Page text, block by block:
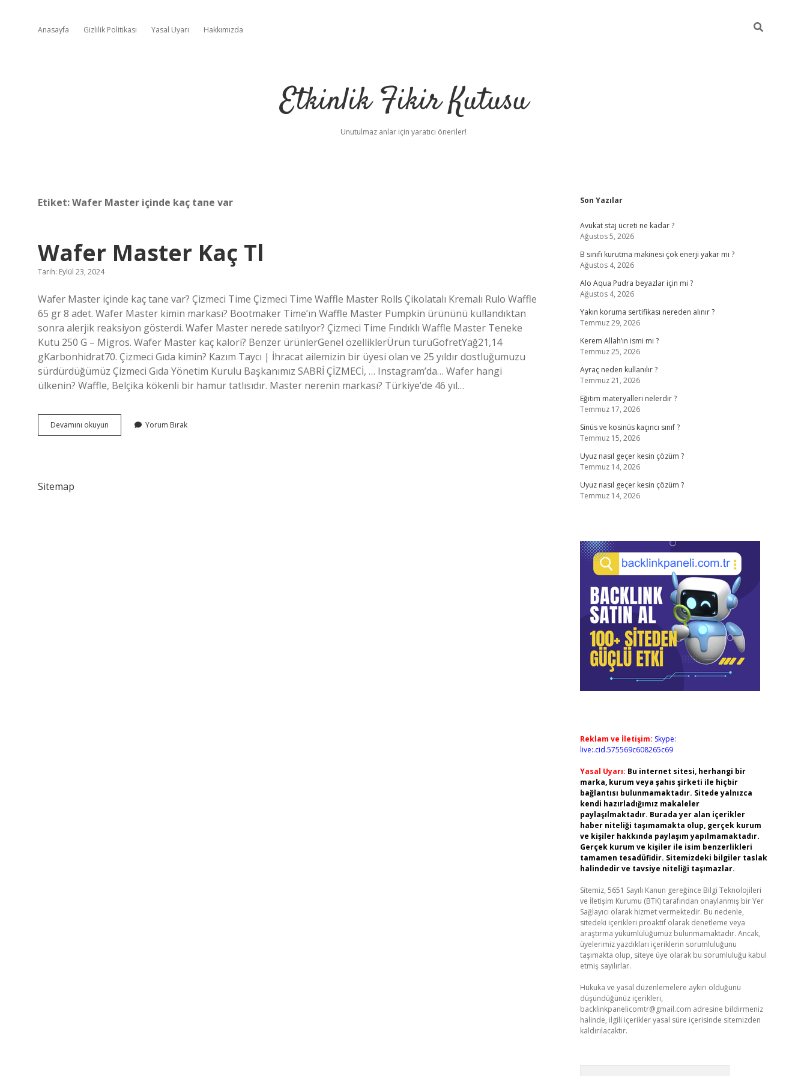
Anasayfa Gizlilik Politikası Yasal Uyarı Hakkımızda
Etkinlik Fikir Kutusu
Unutulmaz anlar için yaratıcı öneriler!
Etiket:Wafer Master içinde kaç tane var
Wafer Master Kaç Tl
Tarih: Eylül 23, 2024
Wafer Master içinde kaç tane var? Çizmeci Time Çizmeci Time Waffle Master Rolls Çikolatalı Kremalı Rulo Waffle
65 gr 8 adet. Wafer Master kimin markası? Bootmaker Time’ın Waffle Master Pumpkin ürününü kullandıktan
sonra alerjik reaksiyon gösterdi. Wafer Master nerede satılıyor? Çizmeci Time Fındıklı Waffle Master Teneke
Kutu 250 G – Migros. Wafer Master kaç kalori? Benzer ürünlerGenel özelliklerÜrün türüGofretYağ21,14
gKarbonhidrat70. Çizmeci Gıda kimin? Kazım Taycı | İhracat ailemizin bir üyesi olan ve 25 yıldır dostluğumuzu
sürdürdüğümüz Çizmeci Gıda Yönetim Kurulu Başkanımız SABRİ ÇİZMECİ, … Instagram’da… Wafer hangi
ülkenin? Waffle, Belçika kökenli bir hamur tatlısıdır. Master nerenin markası? Türkiye’de 46 yıl…
Devamını okuyun
Master
Yorum Bırak
Sitemap
Sidebar
Son Yazılar
Avukat staj ücreti ne kadar ?
Ağustos 5, 2026
B sınıfı kurutma makinesi çok enerji yakar mı ?
Ağustos 4, 2026
Alo Aqua Pudra beyazlar için mi ?
Ağustos 4, 2026
Yakın koruma sertifikası nereden alınır ?
Temmuz 29, 2026
Kerem Allah’ın ismi mi ?
Temmuz 25, 2026
Ayraç neden kullanılır ?
Temmuz 21, 2026
Eğitim materyalleri nelerdir ?
Temmuz 17, 2026
Sinüs ve kosinüs kaçıncı sınıf ?
Temmuz 15, 2026
Uyuz nasıl geçer kesin çözüm ?
Temmuz 14, 2026
Uyuz nasıl geçer kesin çözüm ?
Temmuz 14, 2026
Reklam ve İletişim: Skype:
live:.cid.575569c608265c69
Yasal Uyarı: Bu internet sitesi, herhangi bir
marka, kurum veya şahıs şirketi ile hiçbir
bağlantısı bulunmamaktadır. Sitede yalnızca
kendi hazırladığımız makaleler
paylaşılmaktadır. Burada yer alan içerikler
haber niteliği taşımamakta olup, gerçek kurum
ve kişiler hakkında paylaşım yapılmamaktadır.
Gerçek kurum ve kişiler ile isim benzerlikleri
tamamen tesadüfidir. Sitemizdeki bilgiler taslak
halindedir ve tavsiye niteliği taşımazlar.
Sitemiz, 5651 Sayılı Kanun gereğince Bilgi Teknolojileri
ve İletişim Kurumu (BTK) tarafından onaylanmış bir Yer
Sağlayıcı olarak hizmet vermektedir. Bu nedenle,
sitedeki içerikleri proaktif olarak denetleme veya
araştırma yükümlülüğümüz bulunmamaktadır. Ancak,
üyelerimiz yazdıkları içeriklerin sorumluluğunu
taşımakta olup, siteye üye olarak bu sorumluluğu kabul
etmiş sayılırlar.
Hukuka ve yasal düzenlemelere aykırı olduğunu
düşündüğünüz içerikleri,
backlinkpanelicomtr@gmail.com adresine bildirmeniz
halinde, ilgili içerikler yasal süre içerisinde sitemizden
kaldırılacaktır.